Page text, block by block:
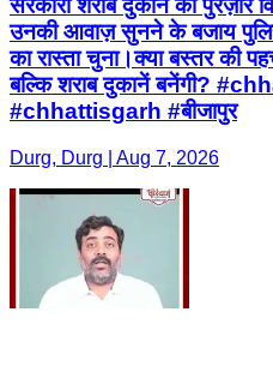
सरकारी शराब दुकान का पुरज़ोर
उनकी आवाज़ सुनने के बजाय
का रास्ता चुना।क्या बस्तर की
बल्कि शराब दुकानें बनेंगी?
#chhattisgarh #बीजापुर
Durg, Durg | Aug 7, 2026